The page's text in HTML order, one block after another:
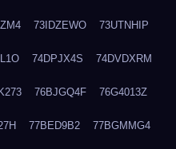
73IDZEWO 73UTNHIP
74DPJX4S 74DVDXRM
76BJGQ4F 76G4013Z
77BED9B2 77BGMMG4